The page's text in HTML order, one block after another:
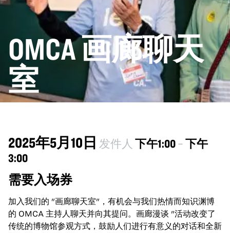
OMCA 画廊聊天
室
2025年5月10日 发件人 下午1:00–下午
3:00
需要入场券
加入我们的 "画廊聊天室"，有机会与我们热情而知识渊博
的 OMCA 主持人聊天并向其提问。画廊漫谈 "活动改变了
传统的博物馆参观方式，鼓励人们进行有意义的对话和全新